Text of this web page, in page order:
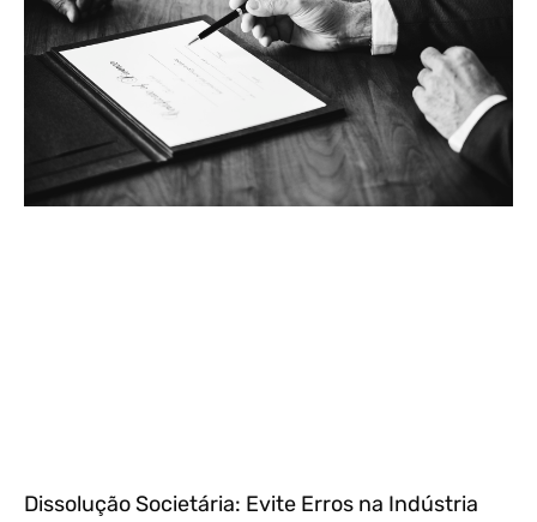
Dissolução Societária: Evite Erros na Indústria